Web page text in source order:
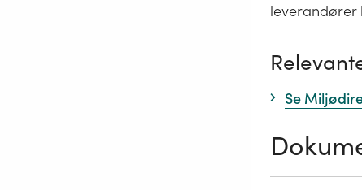
leverandører
Se